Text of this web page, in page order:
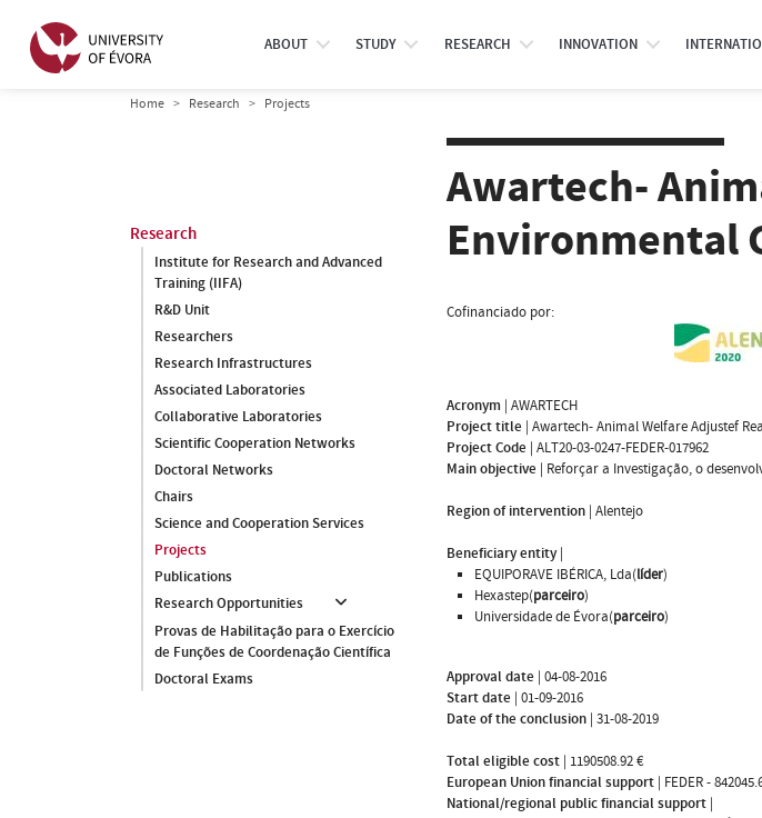
ABOUT STUDY RESEARCH INNOVATION
Home Research Projects
Research
Institute for Research and Advanced
Training (IIFA)
R&D Unit
Researchers
Research Infrastructures
Associated Laboratories
Collaborative Laboratories
Scientific Cooperation Networks
Doctoral Networks
Chairs
Science and Cooperation Services
Projects
Publications
Research Opportunities
Provas de Habilitação para o Exercício
de Funções de Coordenação Científica
Doctoral Exams
Awartech-
Environmental
Cofinanciado por:
Acronym | AWARTECH
Project title | Awartech- Animal Welfare Adjustef
Project Code | ALT20-03-0247-FEDER-017962
Main objective | Reforçar a Investigação, o
Region of intervention | Alentejo
Beneficiary entity|
EQUIPORAVE IBÉRICA, Lda(líder)
Hexastep(parceiro)
Universidade de Évora(parceiro)
Approval date | 04-08-2016
Start date | 01-09-2016
Date of the conclusion | 31-08-2019
Total eligible cost | 1190508.92 €
European Union financial support | FEDER -
National/regional public financial support |